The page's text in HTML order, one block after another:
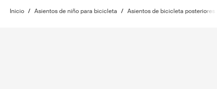
Inicio / Asientos de niño para bicicleta / Asientos de bicicleta posteriores